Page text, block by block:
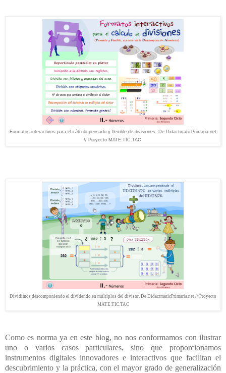
Formatos interactivos para el cálculo pensado y flexible de divisiones. De DidactmaticPrimaria.net
// Proyecto MATE.TIC.TAC
Dividimos descomponiendo el dividendo en múltiplos del divisor. De DidactmaticPrimaria.net // Proyecto
MATE.TIC.TAC
Como es norma ya en este blog, no nos conformamos con ilustrar
uno o varios casos particulares, sino que proporcionamos
instrumentos digitales innovadores e interactivos que facilitan el
descubrimiento y la práctica, con el mayor grado de generalización